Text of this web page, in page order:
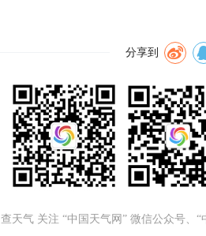
分享到
查天气 关注 “中国天气网” 微信公众号、